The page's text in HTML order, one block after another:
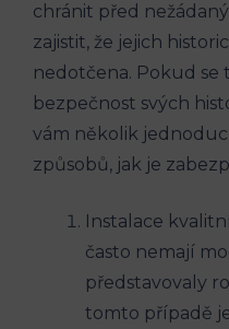
chránit před
zajistit, že jejich
nedotčena. Pokud se
bezpečnost svých
vám několik
způsobů, jak je
Instalace
často nemají
představovaly
tomto případě